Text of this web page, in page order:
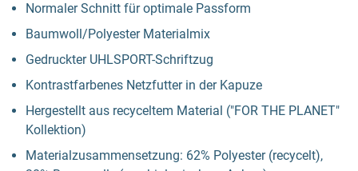
Normaler Schnitt für optimale Passform
Baumwoll/Polyester Materialmix
Gedruckter UHLSPORT-Schriftzug
Kontrastfarbenes Netzfutter in der Kapuze
Hergestellt aus recyceltem Material ("FOR THE PLANET"
Kollektion)
Materialzusammensetzung: 62% Polyester (recycelt),